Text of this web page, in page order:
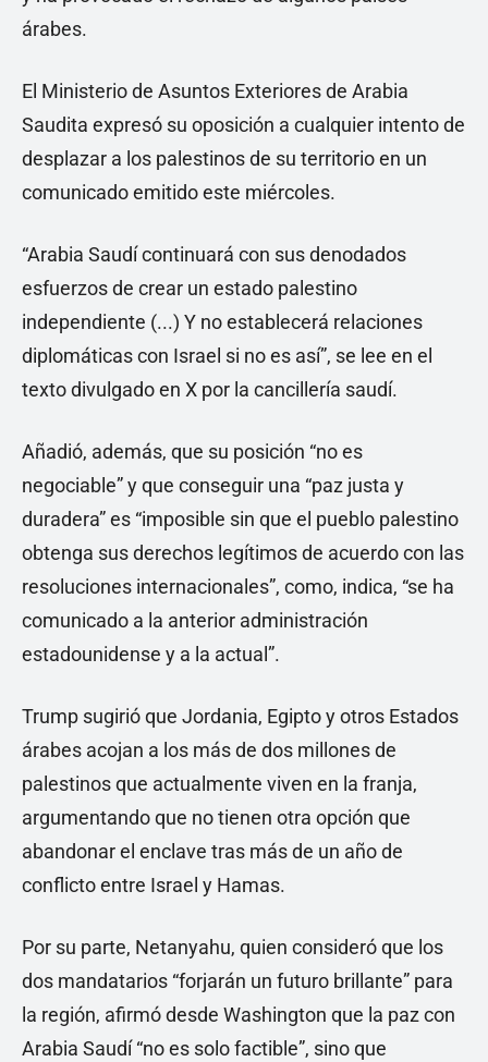
árabes.
El Ministerio de Asuntos Exteriores de Arabia
Saudita expresó su oposición a cualquier intento de
desplazar a los palestinos de su territorio en un
comunicado emitido este miércoles.
“Arabia Saudí continuará con sus denodados
esfuerzos de crear un estado palestino
independiente (...) Y no establecerá relaciones
diplomáticas con Israel si no es así”, se lee en el
texto divulgado en X por la cancillería saudí.
Añadió, además, que su posición “no es
negociable” y que conseguir una “paz justa y
duradera” es “imposible sin que el pueblo palestino
obtenga sus derechos legítimos de acuerdo con las
resoluciones internacionales”, como, indica, “se ha
comunicado a la anterior administración
estadounidense y a la actual”.
Trump sugirió que Jordania, Egipto y otros Estados
árabes acojan a los más de dos millones de
palestinos que actualmente viven en la franja,
argumentando que no tienen otra opción que
abandonar el enclave tras más de un año de
conflicto entre Israel y Hamas.
Por su parte, Netanyahu, quien consideró que los
dos mandatarios “forjarán un futuro brillante” para
la región, afirmó desde Washington que la paz con
Arabia Saudí “no es solo factible”, sino que